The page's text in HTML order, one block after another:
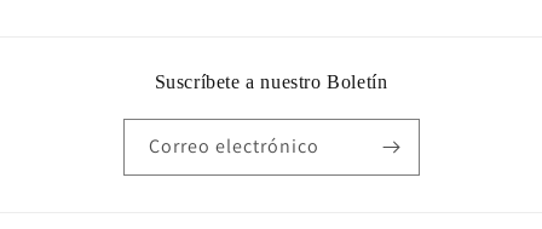
Suscríbete a nuestro Boletín
Correo electrónico